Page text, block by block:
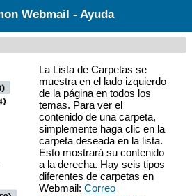
Webmail - Ayuda
La Lista de Carpetas se
muestra en el lado izquierdo
de la página en todos los
temas. Para ver el
contenido de una carpeta,
simplemente haga clic en la
carpeta deseada en la lista.
Esto mostrará su contenido
a la derecha. Hay seis tipos
diferentes de carpetas en
Webmail:Correo